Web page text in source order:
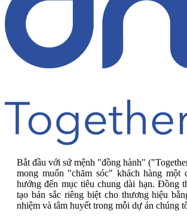
Bắt đầu với sứ mệnh "đồng hành"
mong muốn "chăm sóc" khách hàng một
hướng đến mục tiêu chung dài hạn. Đồng
tạo bản sắc riêng biệt cho thương hiệu
nhiệm và tâm huyết trong mỗi dự án chúng